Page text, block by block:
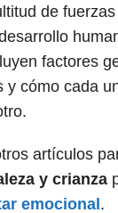
de
factores
y cómo cada
artículos
y crianza
emocional .